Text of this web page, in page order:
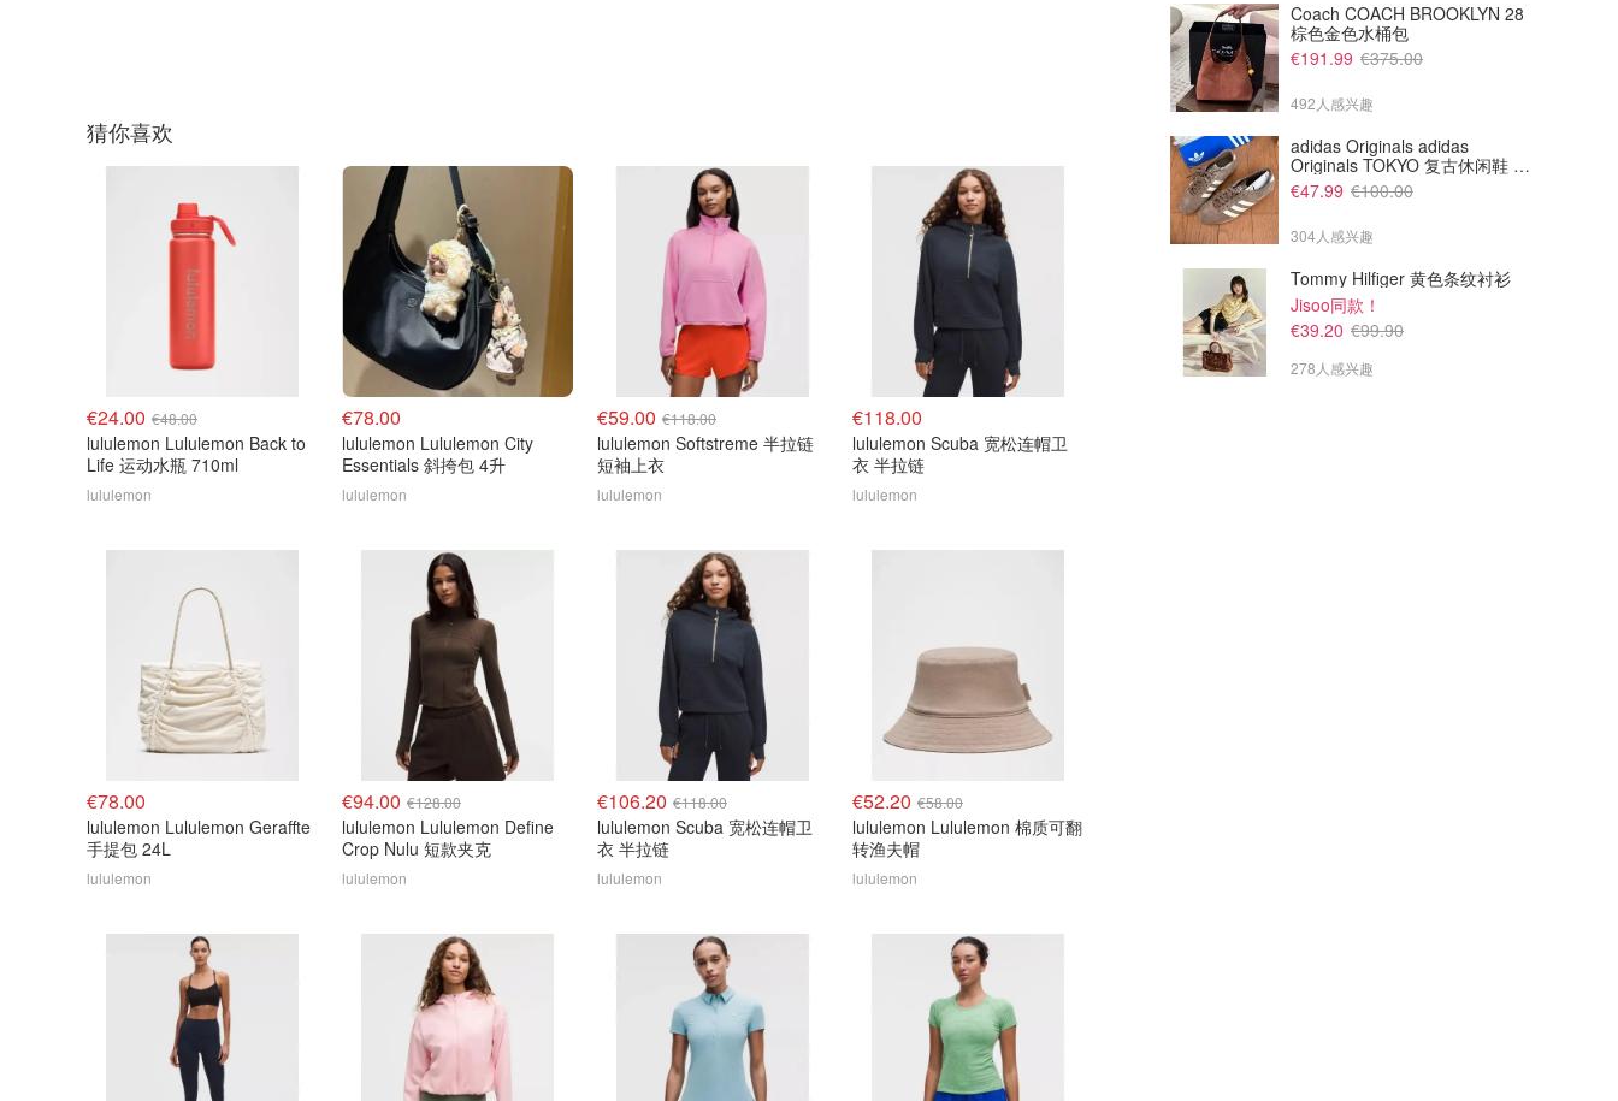
猜你喜欢
€24.00 €48.00
lululemon Lululemon Back to
Life 运动水瓶 710ml
lululemon
€78.00
lululemon Lululemon City
Essentials 斜挎包 4升
lululemon
€59.00 €118.00
lululemon Softstreme 半拉链
短袖上衣
lululemon
€118.00
lululemon Scuba 宽松连帽卫
衣 半拉链
lululemon
€78.00
lululemon Lululemon Geraffte
手提包 24L
lululemon
€94.00 €128.00
lululemon Lululemon Define
Crop Nulu 短款夹克
lululemon
€106.20 €118.00
lululemon Scuba 宽松连帽卫
衣 半拉链
lululemon
€52.20 €58.00
lululemon Lululemon 棉质可翻
转渔夫帽
lululemon
Coach COACH BROOKLYN 28
棕色金色水桶包
€191.99 €375.00
492人感兴趣
adidas Originals adidas
Originals TOKYO 复古休闲鞋 深
棕色
€47.99 €100.00
304人感兴趣
Tommy Hilfiger 黄色条纹衬衫
Jisoo同款！
€39.20 €99.90
278人感兴趣